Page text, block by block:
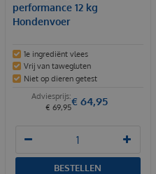
performance 12 kg
Hondenvoer
1e ingrediënt vlees
Vrij van tawegluten
Niet op dieren getest
€ 69,95€ 64,95
BESTELLEN